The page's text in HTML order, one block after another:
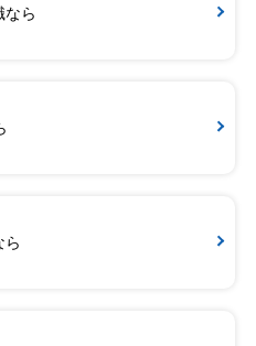
なら
ら